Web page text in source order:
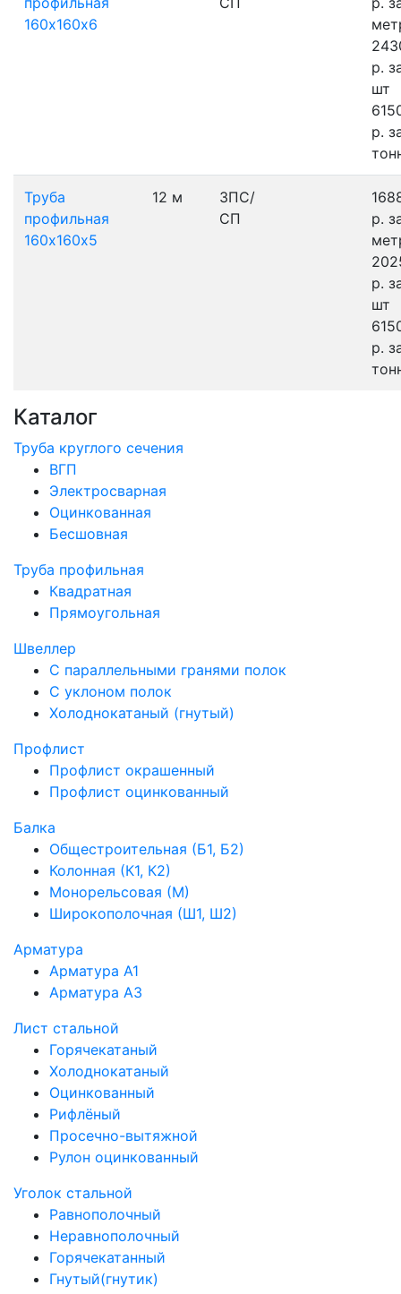
160х160х6
р.
шт
р.
Труба
профильная
160х160х5
12 м
3ПС/
СП
р.
р.
шт
р.
Каталог
Труба круглого сечения
ВГП
Электросварная
Оцинкованная
Бесшовная
Труба профильная
Квадратная
Прямоугольная
Швеллер
С параллельными гранями полок
С уклоном полок
Холоднокатаный (гнутый)
Профлист
Профлист окрашенный
Профлист оцинкованный
Балка
Общестроительная (Б1, Б2)
Колонная (К1, К2)
Монорельсовая (М)
Широкополочная (Ш1, Ш2)
Арматура
Арматура А1
Арматура А3
Лист стальной
Горячекатаный
Холоднокатаный
Оцинкованный
Рифлёный
Просечно-вытяжной
Рулон оцинкованный
Уголок стальной
Равнополочный
Неравнополочный
Горячекатанный
Гнутый(гнутик)